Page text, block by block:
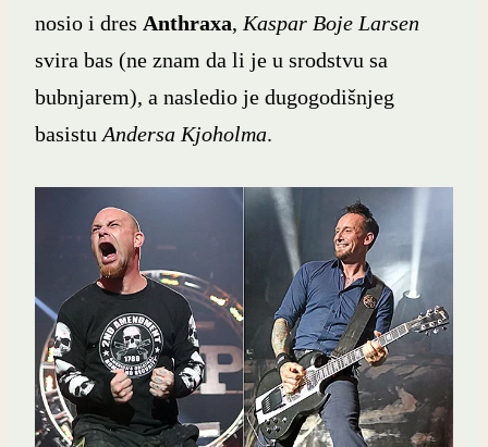
nosio i dres Anthraxa, Kaspar Boje Larsen
svira bas (ne znam da li je u srodstvu sa
bubnjarem), a nasledio je dugogodišnjeg
basistu Andersa Kjoholma.